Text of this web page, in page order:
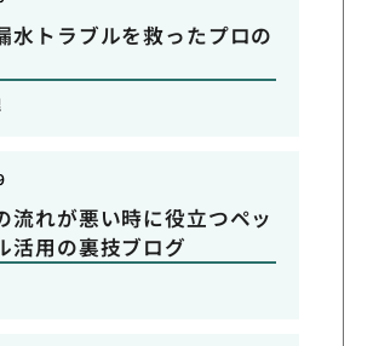
水トラブルを救ったプロの
流れが悪い時に役立つペッ
活用の裏技ブログ